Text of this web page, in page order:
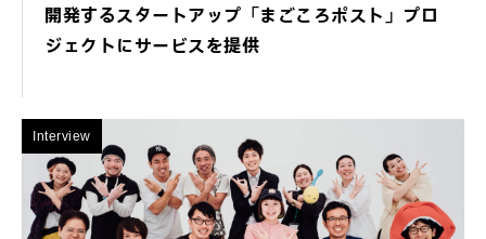
開発するスタートアップ「まごころポスト」プロ
ジェクトにサービスを提供
Interview